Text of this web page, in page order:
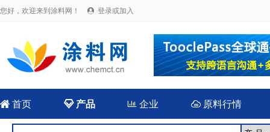
您好，欢迎来到涂料网！  登录或加入
 首页 产品  企业 原料行情